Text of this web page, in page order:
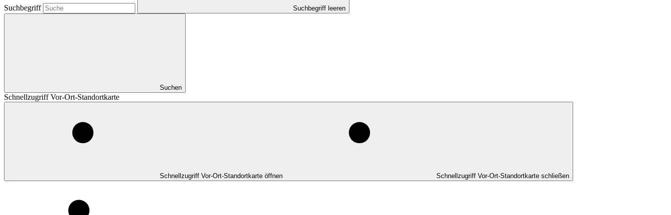
Suchbegriff Suchbegriff leeren
Suchen
Schnellzugriff Vor-Ort-Standortkarte
Schnellzugriff Vor-Ort-Standortkarte öffnen Schnellzugriff Vor-Ort-Standortkarte schließen